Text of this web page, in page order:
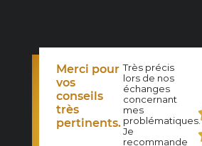
Merci pour
vos
conseils
très
pertinents.
Très précis
lors de nos
échanges
concernant
mes
problématiques.
Je
recommande